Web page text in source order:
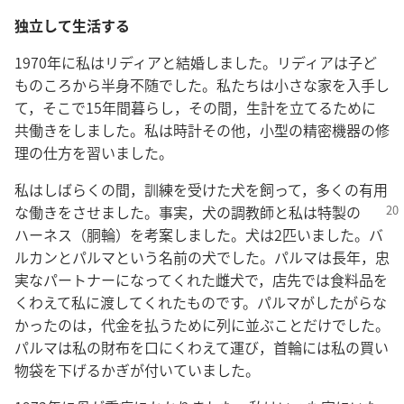
独立して生活する
1970年に私はリディアと結婚しました。リディアは子ど
ものころから半身不随でした。私たちは小さな家を入手し
て，そこで15年間暮らし，その間，生計を立てるために
共働きをしました。私は時計その他，小型の精密機器の修
理の仕方を習いました。
私はしばらくの間，訓練を受けた犬を飼って，多くの有用
な働きをさせました。事実，犬の調教師と私は特製の
ハーネス（胴輪）を考案しました。犬は2匹いました。バ
ルカンとパルマという名前の犬でした。パルマは長年，忠
実なパートナーになってくれた雌犬で，店先では食料品を
くわえて私に渡してくれたものです。パルマがしたがらな
かったのは，代金を払うために列に並ぶことだけでした。
パルマは私の財布を口にくわえて運び，首輪には私の買い
物袋を下げるかぎが付いていました。